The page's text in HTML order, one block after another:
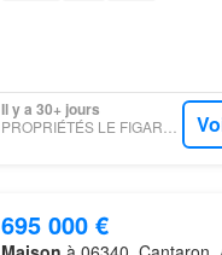
Il y a 30+ jours
695 000 €